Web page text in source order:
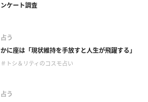
ンケート調査
占う
かに座は「現状維持を手放すと人生が飛躍する」
＃トシ＆リティのコスモ占い
占う